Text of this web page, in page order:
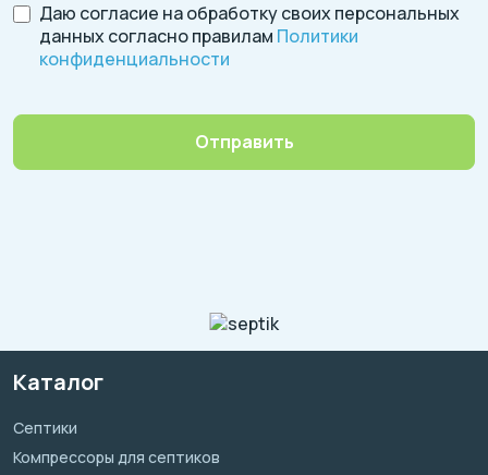
Даю согласие на обработку своих персональных
данных согласно правилам Политики
конфиденциальности
Отправить
Каталог
Септики
Компрессоры для септиков